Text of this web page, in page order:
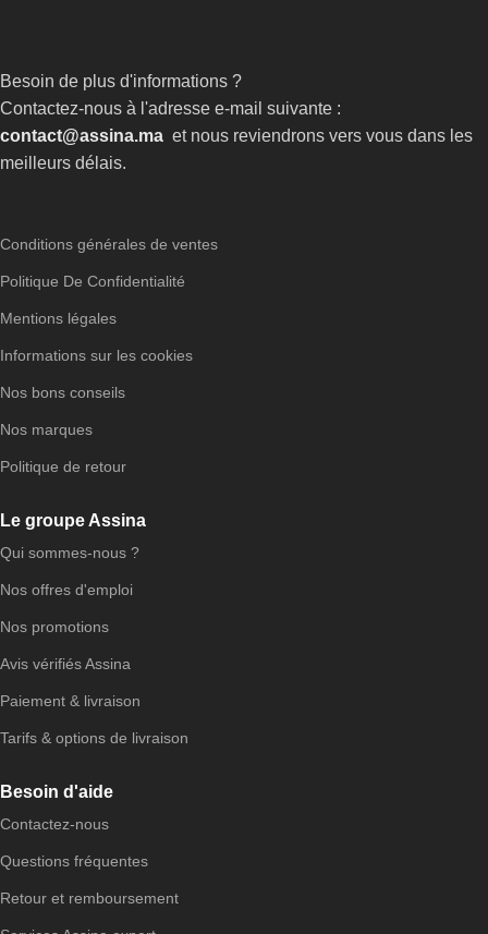
Besoin d'aide
Contactez-nous
Questions fréquentes
Retour et remboursement
Le groupe Assina
Qui sommes-nous ?
Nos offres d'emploi
Nos promotions
Avis vérifiés Assina
Paiement & livraison
Tarifs & options de livraison
Conditions générales de ventes
Politique De Confidentialité
Mentions légales
Informations sur les cookies
Nos bons conseils
Nos marques
Politique de retour
Besoin de plus d'informations ?
Contactez-nous à l'adresse e-mail suivante :
contact@assina.ma et nous reviendrons vers vous dans les
meilleurs délais.